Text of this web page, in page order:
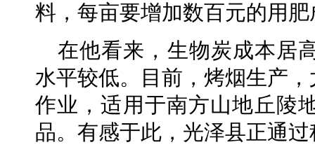
料，每亩要增加数百元的用肥
在他看来，生物炭成本居
水平较低。目前，烤烟生产
作业，适用于南方山地丘陵
品。有感于此，光泽县正通